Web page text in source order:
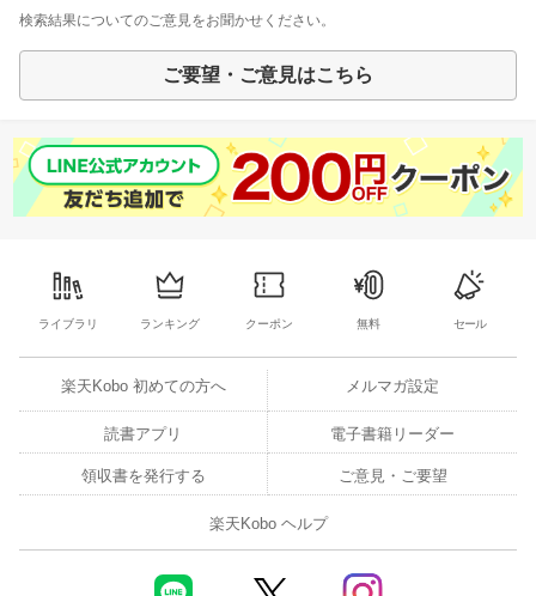
検索結果についてのご意見をお聞かせください。
ご要望・ご意見はこちら
ライブラリ ランキング クーポン 無料 セール
楽天Kobo 初めての方へ メルマガ設定
読書アプリ 電子書籍リーダー
領収書を発行する ご意見・ご要望
楽天Kobo ヘルプ